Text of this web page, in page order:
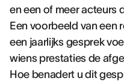
en een of meer acteurs
Een voorbeeld van een
een jaarlijks gesprek
wiens prestaties de
Hoe benadert u dit